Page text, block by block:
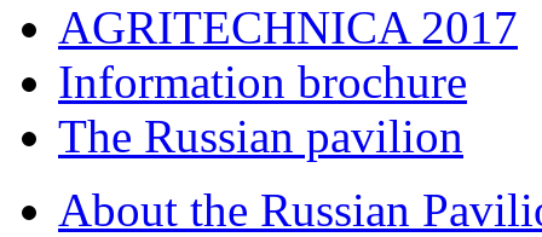
AGRITECHNICA 2017
Information brochure
The Russian pavilion
About the Russian